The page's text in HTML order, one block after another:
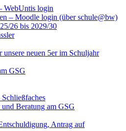
WebUntis login
– Moodle login (über schule@bw)
26 bis 2029/30
neuen 5er im Schuljahr
GSG
Beratung am GSG
Antrag auf